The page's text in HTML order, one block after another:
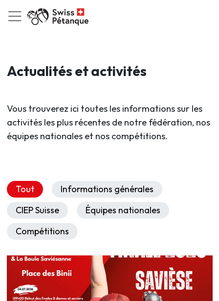
Actualités et activités
Vous trouverez ici toutes les informations sur les
activités les plus récentes de notre fédération, nos
équipes nationales et nos compétitions.
Tout
Informations générales
CIEP Suisse
Équipes nationales
Compétitions